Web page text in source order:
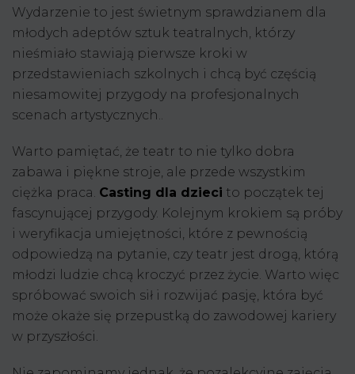
Wydarzenie to jest świetnym sprawdzianem dla
młodych adeptów sztuk teatralnych, którzy
nieśmiało stawiają pierwsze kroki w
przedstawieniach szkolnych i chcą być częścią
niesamowitej przygody na profesjonalnych
scenach artystycznych..
Warto pamiętać, że teatr to nie tylko dobra
zabawa i piękne stroje, ale przede wszystkim
ciężka praca. Casting dla dzieci to początek tej
fascynującej przygody. Kolejnym krokiem są próby
i weryfikacja umiejętności, które z pewnością
odpowiedzą na pytanie, czy teatr jest drogą, którą
młodzi ludzie chcą kroczyć przez życie. Warto więc
spróbować swoich sił i rozwijać pasję, która być
może okaże się przepustką do zawodowej kariery
w przyszłości.